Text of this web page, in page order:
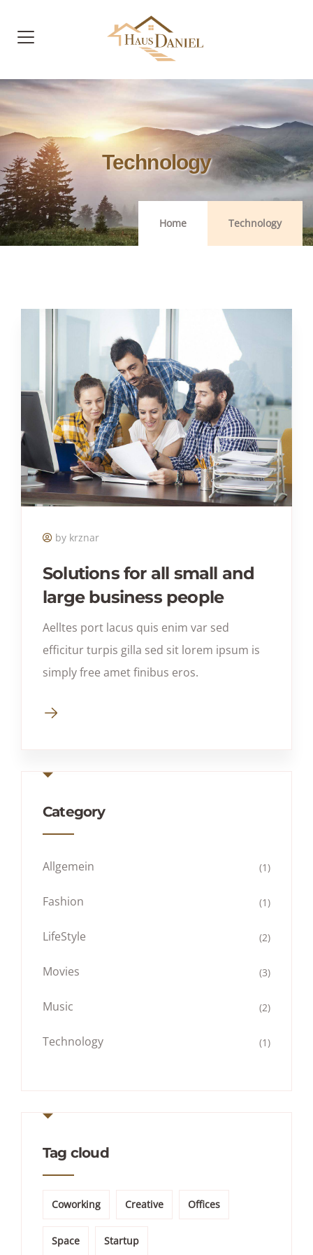
Technology
Home Technology
by krznar
Solutions for all small and
large business people
Aelltes port lacus quis enim var sed
efficitur turpis gilla sed sit lorem ipsum is
simply free amet finibus eros.
Category
Allgemein (1)
Fashion (1)
LifeStyle (2)
Movies (3)
Music (2)
Technology (1)
Tag cloud
Coworking Creative Offices
Space Startup